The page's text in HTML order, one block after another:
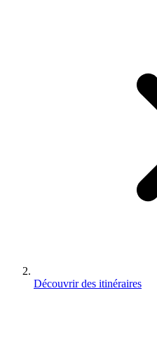
Découvrir des itinéraires